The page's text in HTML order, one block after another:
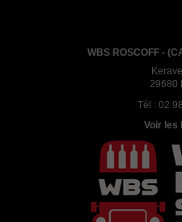
WBS ROSCOFF -
29680
Tél : 02
Voir les